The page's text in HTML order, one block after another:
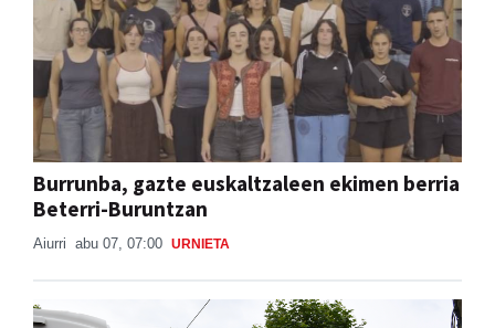
Burrunba, gazte euskaltzaleen ekimen berria
Beterri-Buruntzan
Aiurri abu 07, 07:00 URNIETA